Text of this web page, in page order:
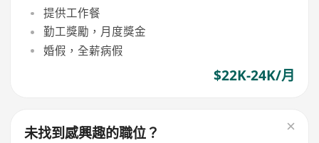
提供工作餐
勤工獎勵，月度獎金
婚假，全薪病假
$22K-24K/月
未找到感興趣的職位？